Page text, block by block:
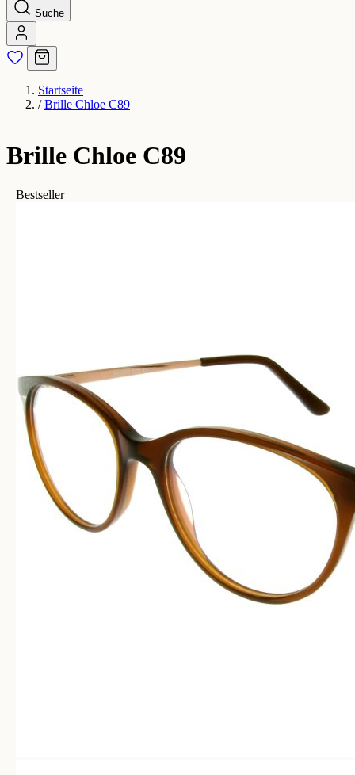
Suche
Startseite
/ Brille Chloe C89
Brille Chloe C89
Bestseller